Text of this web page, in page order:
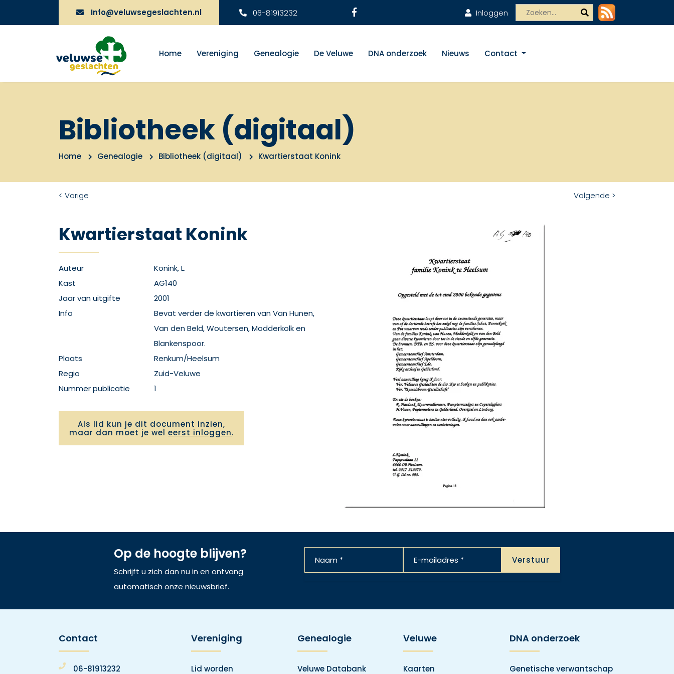
Info@veluwsegeslachten.nl 06-81913232 Inloggen
Home Vereniging Genealogie De Veluwe DNA onderzoek Nieuws Contact
Bibliotheek (digitaal)
Home Genealogie Bibliotheek (digitaal) Kwartierstaat Konink
< Vorige Volgende >
Kwartierstaat Konink
Auteur
Konink, L.
Kast
AG140
Jaar van uitgifte
2001
Info
Bevat verder de kwartieren van Van Hunen,
Van den Beld, Woutersen, Modderkolk en
Blankenspoor.
Plaats
Renkum/Heelsum
Regio
Zuid-Veluwe
Nummer publicatie
1
Als lid kun je dit document inzien,
maar dan moet je wel eerst inloggen.
Op de hoogte blijven?
Schrijft u zich dan nu in en ontvang
automatisch onze nieuwsbrief.
Contact
06-81913232
Vereniging
Lid worden
Genealogie
Veluwe Databank
Veluwe
Kaarten
DNA onderzoek
Genetische verwantschap